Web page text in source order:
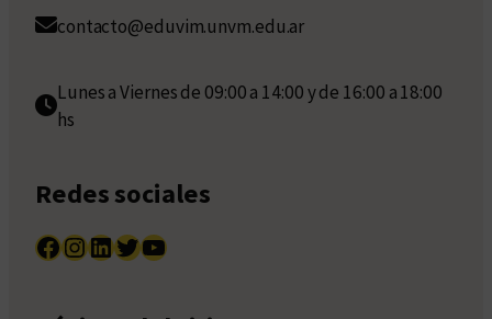
contacto@eduvim.unvm.edu.ar
Lunes a Viernes de 09:00 a 14:00 y de 16:00 a 18:00
hs
Redes sociales
Facebook InstagramLinkedIn Twitter YouTube